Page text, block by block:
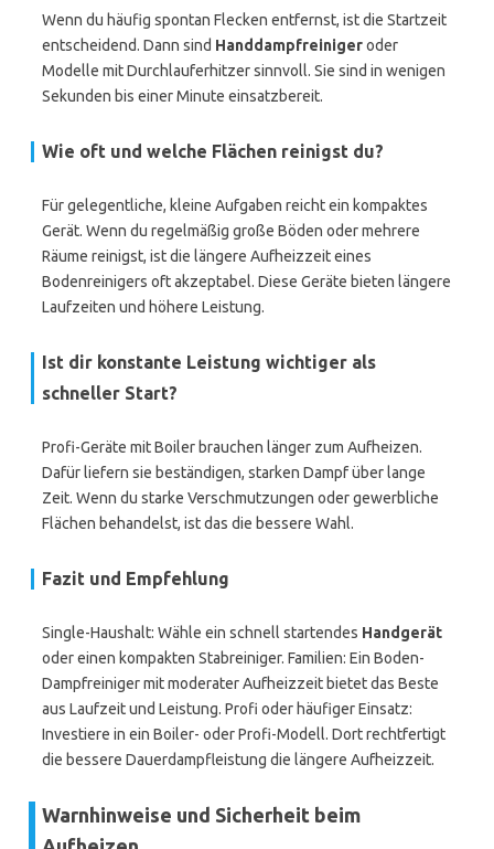
Wenn du häufig spontan Flecken entfernst, ist die Startzeit
entscheidend. Dann sind Handdampfreinigeroder
Modelle mit Durchlauferhitzer sinnvoll. Sie sind in wenigen
Sekunden bis einer Minute einsatzbereit.
Wie oft und welche Flächen reinigst du?
Für gelegentliche, kleine Aufgaben reicht ein kompaktes
Gerät. Wenn du regelmäßig große Böden oder mehrere
Räume reinigst, ist die längere Aufheizzeit eines
Bodenreinigers oft akzeptabel. Diese Geräte bieten längere
Laufzeiten und höhere Leistung.
Ist dir konstante Leistung wichtiger als
schneller Start?
Profi-Geräte mit Boiler brauchen länger zum Aufheizen.
Dafür liefern sie beständigen, starken Dampf über lange
Zeit. Wenn du starke Verschmutzungen oder gewerbliche
Flächen behandelst, ist das die bessere Wahl.
Fazit und Empfehlung
Single-Haushalt: Wähle ein schnell startendes Handgerät
oder einen kompakten Stabreiniger. Familien: Ein Boden-
Dampfreiniger mit moderater Aufheizzeit bietet das Beste
aus Laufzeit und Leistung. Profi oder häufiger Einsatz:
Investiere in ein Boiler- oder Profi-Modell. Dort rechtfertigt
die bessere Dauerdampfleistung die längere Aufheizzeit.
Warnhinweise und Sicherheit beim